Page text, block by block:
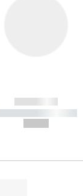
------------
-----------